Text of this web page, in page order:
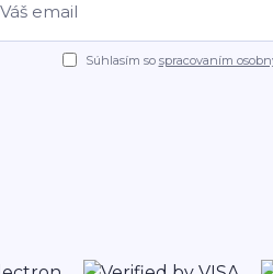
Súhlasím so spracovaním